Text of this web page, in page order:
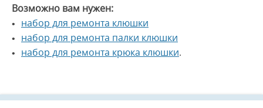
Возможно вам нужен:
набор для ремонта клюшки
набор для ремонта палки клюшки
набор для ремонта крюка клюшки.